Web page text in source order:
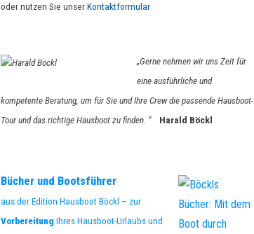
oder nutzen Sie unser Kontaktformular
„Gerne nehmen wir uns Zeit für
eine ausführliche und
kompetente Beratung, um für Sie und Ihre Crew die passende Hausboot-
Tour und das richtige Hausboot zu finden. “ Harald Böckl
Bücher und Bootsführer
aus der Edition Hausboot Böckl – zur
Vorbereitung Ihres Hausboot-Urlaubs und